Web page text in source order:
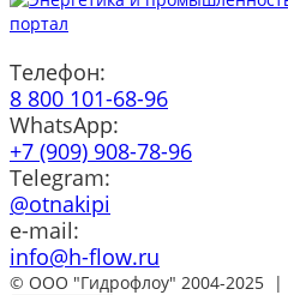
Телефон:
8 800 101-68-96
WhatsApp:
+7 (909) 908-78-96
Telegram:
@otnakipi
e-mail:
info@h-flow.ru
© ООО "Гидрофлоу" 2004-2025 |